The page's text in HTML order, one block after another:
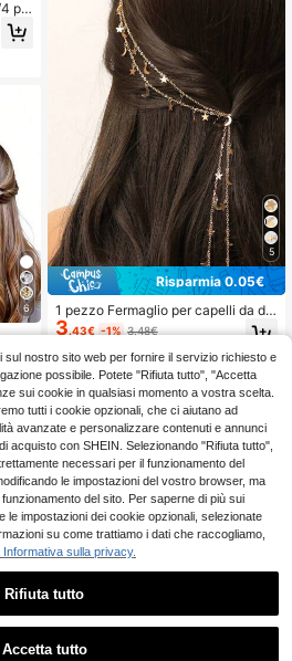
pe
a
pe
6
da
d
mat
rac
in Acciaio inossidabile Accessori per capelli da d
5
Risparmia 0.05€
1 pezzo Fermaglio per capelli da do
nna con catena, accessorio per cap
una, gioiello per la testa, accessorio
per capelli, gioiello per capelli, per
matrimonio, accessori per capelli, p
er la futura sposa
3.43€ -1% 3.48€
sul nostro sito web per fornire il servizio richiesto e
possibile. Potete "Rifiuta tutto", "Accetta
sui cookie in qualsiasi momento a vostra scelta.
tutti i cookie opzionali, che ci aiutano ad
avanzate e personalizzare contenuti e annunci
acquisto con SHEIN. Selezionando "Rifiuta tutto",
necessari per il funzionamento del
le impostazioni del vostro browser, ma
del sito. Per saperne di più sui
le impostazioni dei cookie opzionali, selezionate
su come trattiamo i dati che raccogliamo,
sulla privacy.
Rifiuta tutto
Accetta tutto